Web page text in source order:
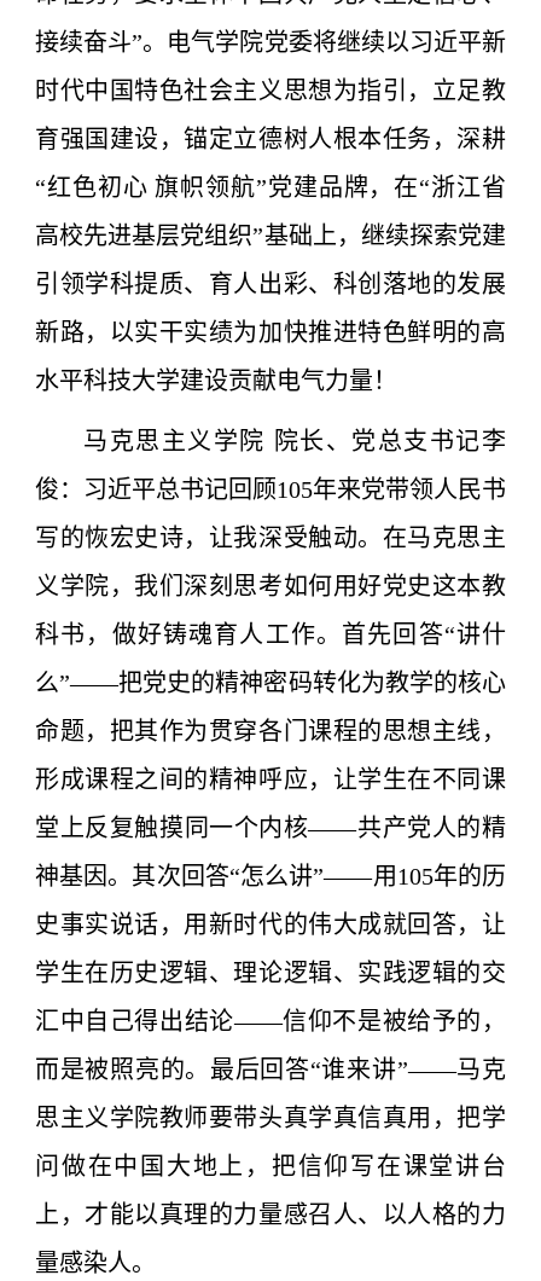
接续奋斗”。电气学院党委将继续以习近平新
时代中国特色社会主义思想为指引，立足教
育强国建设，锚定立德树人根本任务，深耕
“红色初心 旗帜领航”党建品牌，在“浙江省
高校先进基层党组织”基础上，继续探索党建
引领学科提质、育人出彩、科创落地的发展
新路，以实干实绩为加快推进特色鲜明的高
水平科技大学建设贡献电气力量！
马克思主义学院 院长、党总支书记李
俊：习近平总书记回顾105年来党带领人民书
写的恢宏史诗，让我深受触动。在马克思主
义学院，我们深刻思考如何用好党史这本教
科书，做好铸魂育人工作。首先回答“讲什
么”——把党史的精神密码转化为教学的核心
命题，把其作为贯穿各门课程的思想主线，
形成课程之间的精神呼应，让学生在不同课
堂上反复触摸同一个内核——共产党人的精
神基因。其次回答“怎么讲”——用105年的历
史事实说话，用新时代的伟大成就回答，让
学生在历史逻辑、理论逻辑、实践逻辑的交
汇中自己得出结论——信仰不是被给予的，
而是被照亮的。最后回答“谁来讲”——马克
思主义学院教师要带头真学真信真用，把学
问做在中国大地上，把信仰写在课堂讲台
上，才能以真理的力量感召人、以人格的力
量感染人。